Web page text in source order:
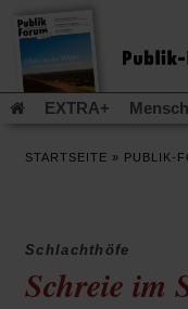
EXTRA+
Leserinitiative Publik-
Urlaub und Nichtstun
STARTSEITE » PUBLIK-
Schlachthöfe
Schreie im